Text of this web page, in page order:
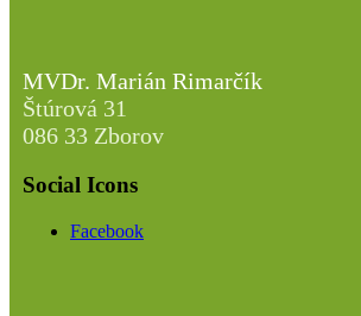
MVDr. Marián Rimarčík
Štúrová 31
086 33 Zborov
Social Icons
Facebook